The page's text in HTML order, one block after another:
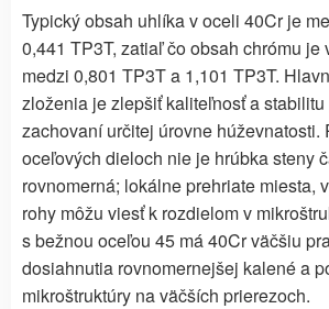
Typický obsah uhlíka v oceli 40Cr je
0,441 TP3T, zatiaľ čo obsah chrómu je
medzi 0,801 TP3T a 1,101 TP3T.
zloženia je zlepšiť kaliteľnosť a
zachovaní určitej úrovne húževnatosti.
oceľových dieloch nie je hrúbka steny
rovnomerná; lokálne prehriate miesta,
rohy môžu viesť k rozdielom v
s bežnou oceľou 45 má 40Cr väčšiu
dosiahnutia rovnomernejšej kalené a
mikroštruktúry na väčších prierezoch.